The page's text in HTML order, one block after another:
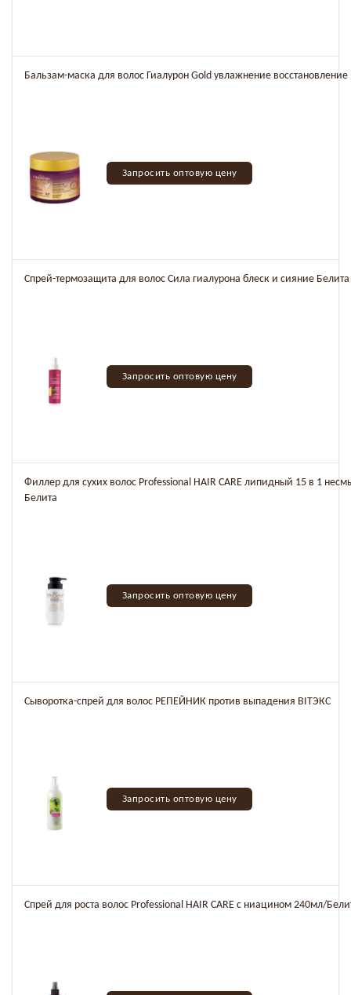
Бальзам-маска для волос Гиалурон Gold увлажнение
Запросить оптовую цену
Спрей-термозащита для волос Сила гиалурона блеск и сияние Белита
Запросить оптовую цену
Филлер для сухих волос Professional HAIR CARE липидный 15 в 1
Белита
Запросить оптовую цену
Сыворотка-спрей для волос РЕПЕЙНИК против выпадения BITЭКС
Запросить оптовую цену
Спрей для роста волос Professional HAIR CARE с ниацином 240мл/